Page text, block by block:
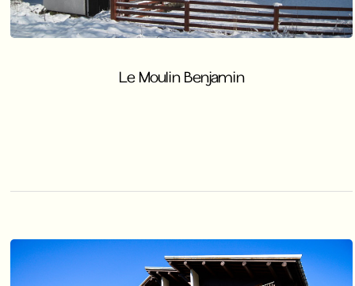
Le Moulin Benjamin